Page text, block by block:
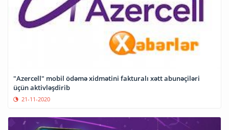
"Azercell" mobil ödəmə xidmətini fakturalı xətt abunəçiləri
üçün aktivləşdirib
21-11-2020